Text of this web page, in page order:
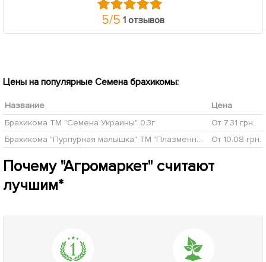
5/5 1 отзывов
Цены на популярные Семена брахикомы:
Название
Цена
Брахикома ТМ "Семена Украины" 0.3г
От 7.31 грн.
Брахикома "Пурпурная малышка" ТМ "Плазменные семена" 0,05г NEW
От 10.08 грн.
Почему "Агромаркет" считают
лучшим*